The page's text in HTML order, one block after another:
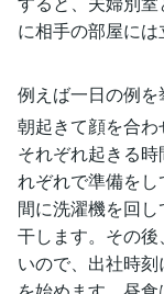
に相手の部屋には
例えば一日の例
朝起きて顔を合わ
それぞれ起きる
れぞれで準備を
間に洗濯機を回
干します。その
いので、出社時